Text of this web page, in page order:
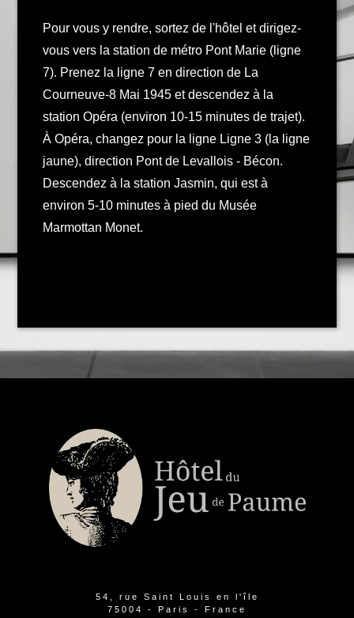
Pour vous y rendre, sortez de l'hôtel et dirigez-
vous vers la station de métro Pont Marie (ligne
7). Prenez la ligne 7 en direction de La
Courneuve-8 Mai 1945 et descendez à la
station Opéra (environ 10-15 minutes de trajet).
À Opéra, changez pour la ligne Ligne 3 (la ligne
jaune), direction Pont de Levallois - Bécon.
Descendez à la station Jasmin, qui est à
environ 5-10 minutes à pied du Musée
Marmottan Monet.
54, rue Saint Louis en l'île
75004 - Paris - France